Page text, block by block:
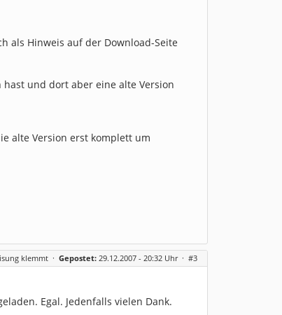
als Hinweis auf der Download-Seite
hast und dort aber eine alte Version
alte Version erst komplett um
klemmt · Gepostet: 29.12.2007 - 20:32 Uhr · #3
Egal. Jedenfalls vielen Dank.